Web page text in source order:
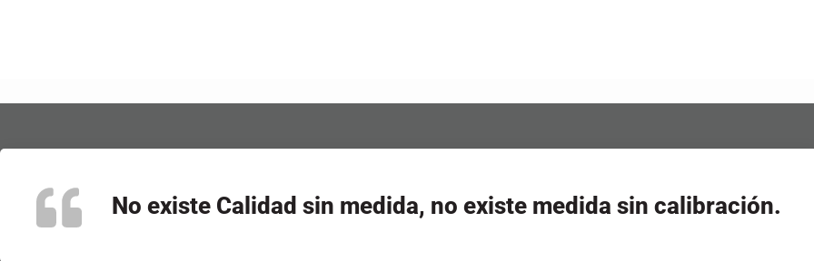
No existe Calidad sin medida, no existe medida sin calibración.